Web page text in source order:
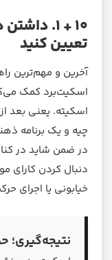
۱۰ + ۱.
تعیین کنید
آخرین و مهم‌ترین
اسکیت‌برد کمک
اسکیته. یعنی بعد
چیه و یک برنامه
در ضمن شاید در
دنبال کردن کارای
خیابونی یا اجرای
نتیجه‌گیری؛